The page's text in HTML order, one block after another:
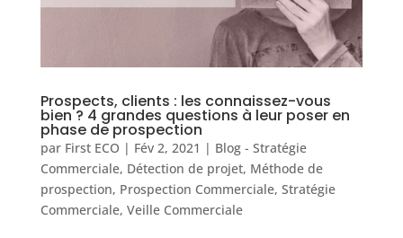
Prospects, clients : les connaissez-vous
bien ? 4 grandes questions à leur poser en
phase de prospection
par First ECO | Fév 2, 2021 | Blog - Stratégie
Commerciale, Détection de projet, Méthode de
prospection, Prospection Commerciale, Stratégie
Commerciale, Veille Commerciale